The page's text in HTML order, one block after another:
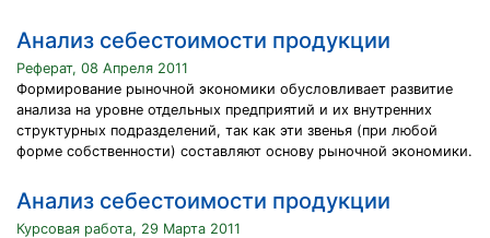
Анализ себестоимости продукции
Реферат, 08 Апреля 2011
Формирование рыночной экономики обусловливает развитие
анализа на уровне отдельных предприятий и их внутренних
структурных подразделений, так как эти звенья (при любой
форме собственности) составляют основу рыночной экономики.
Анализ себестоимости продукции
Курсовая работа, 29 Марта 2011